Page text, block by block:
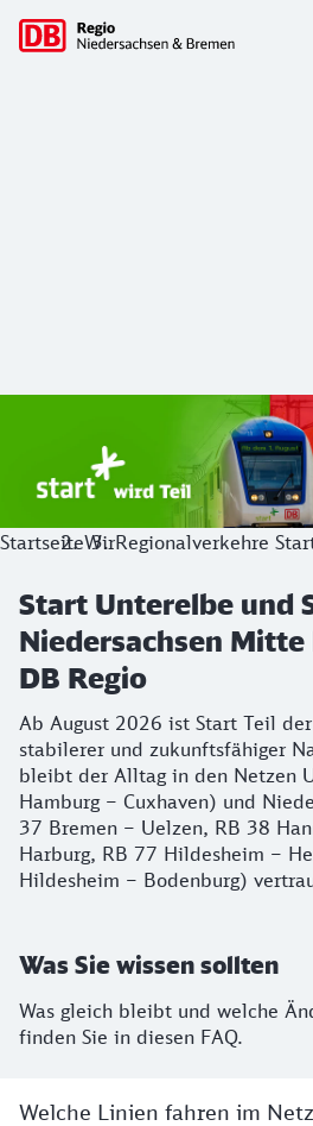
Hauptnavigation
Start Unterelbe und
Ab August 2026 ist Start Teil der
StartseiteWirRegionalverkehre
Start Unterelbe und
Niedersachsen Mitte
DB Regio
Ab August 2026 ist Start Teil
stabilerer und zukunftsfähiger
bleibt der Alltag in den Netzen
Hamburg – Cuxhaven) und
37 Bremen – Uelzen, RB 38
Harburg, RB 77 Hildesheim –
Hildesheim – Bodenburg)
Was Sie wissen sollten
Was gleich bleibt und welche
finden Sie in diesen FAQ.
Welche Linien fahren im